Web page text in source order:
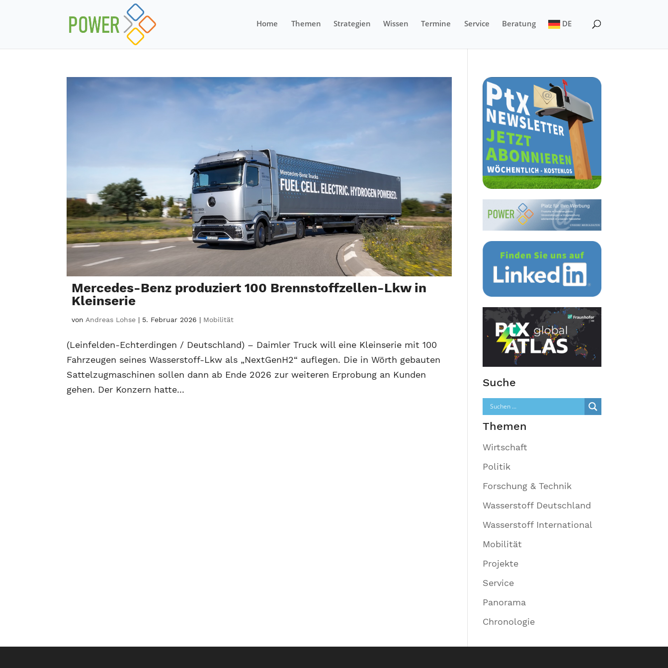
Home Themen Strategien Wissen Termine Service Beratung DE
Mercedes-Benz produziert 100 Brennstoffzellen-Lkw in
Kleinserie
vonAndreas Lohse | 5. Februar 2026 | Mobilität
(Leinfelden-Echterdingen / Deutschland) – Daimler Truck will eine Kleinserie mit 100
Fahrzeugen seines Wasserstoff-Lkw als „NextGenH2“ auflegen. Die in Wörth gebauten
Sattelzugmaschinen sollen dann ab Ende 2026 zur weiteren Erprobung an Kunden
gehen. Der Konzern hatte...
Suche
Themen
Wirtschaft
Politik
Forschung & Technik
Wasserstoff Deutschland
Wasserstoff International
Mobilität
Projekte
Service
Panorama
Chronologie